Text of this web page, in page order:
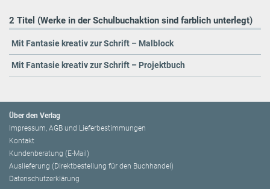
2 Titel (Werke in der Schulbuchaktion sind farblich unterlegt)
Mit Fantasie kreativ zur Schrift – Malblock
Mit Fantasie kreativ zur Schrift – Projektbuch
Über den Verlag
Impressum, AGB und Lieferbestimmungen
Kontakt
Kundenberatung (E-Mail)
Auslieferung (Direktbestellung für den Buchhandel)
Datenschutzerklärung